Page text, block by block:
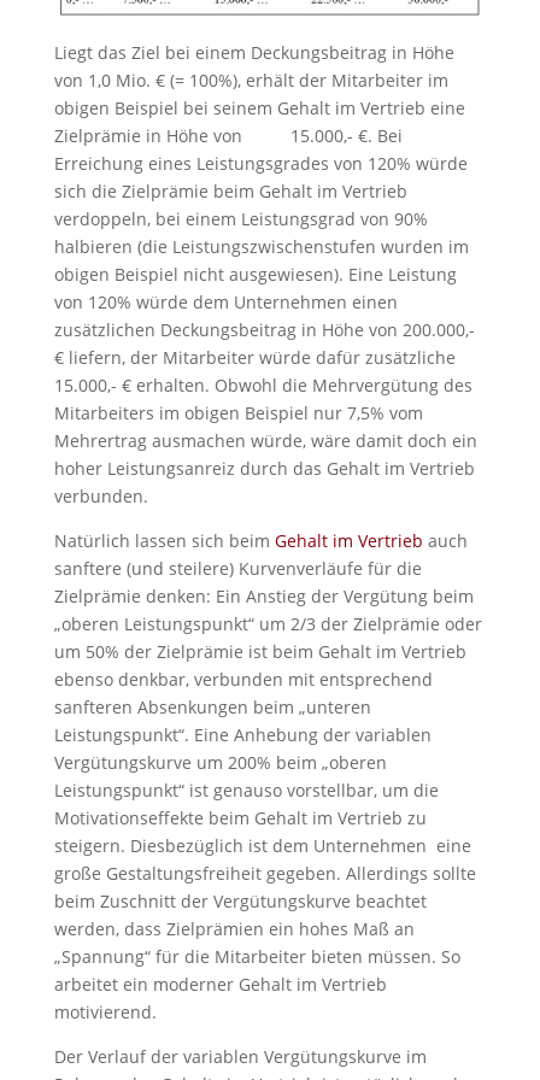
Liegt das Ziel bei einem Deckungsbeitrag in Höhe
von 1,0 Mio. € (= 100%), erhält der Mitarbeiter im
obigen Beispiel bei seinem Gehalt im Vertrieb eine
Zielprämie in Höhe von 15.000,- €. Bei
Erreichung eines Leistungsgrades von 120% würde
sich die Zielprämie beim Gehalt im Vertrieb
verdoppeln, bei einem Leistungsgrad von 90%
halbieren (die Leistungszwischenstufen wurden im
obigen Beispiel nicht ausgewiesen). Eine Leistung
von 120% würde dem Unternehmen einen
zusätzlichen Deckungsbeitrag in Höhe von 200.000,-
€ liefern, der Mitarbeiter würde dafür zusätzliche
15.000,- € erhalten. Obwohl die Mehrvergütung des
Mitarbeiters im obigen Beispiel nur 7,5% vom
Mehrertrag ausmachen würde, wäre damit doch ein
hoher Leistungsanreiz durch das Gehalt im Vertrieb
verbunden.
Natürlich lassen sich beim Gehalt im Vertrieb auch
sanftere (und steilere) Kurvenverläufe für die
Zielprämie denken: Ein Anstieg der Vergütung beim
„oberen Leistungspunkt“ um 2/3 der Zielprämie oder
um 50% der Zielprämie ist beim Gehalt im Vertrieb
ebenso denkbar, verbunden mit entsprechend
sanfteren Absenkungen beim „unteren
Leistungspunkt“. Eine Anhebung der variablen
Vergütungskurve um 200% beim „oberen
Leistungspunkt“ ist genauso vorstellbar, um die
Motivationseffekte beim Gehalt im Vertrieb zu
steigern. Diesbezüglich ist dem Unternehmen eine
große Gestaltungsfreiheit gegeben. Allerdings sollte
beim Zuschnitt der Vergütungskurve beachtet
werden, dass Zielprämien ein hohes Maß an
„Spannung“ für die Mitarbeiter bieten müssen. So
arbeitet ein moderner Gehalt im Vertrieb
motivierend.
Der Verlauf der variablen Vergütungskurve im